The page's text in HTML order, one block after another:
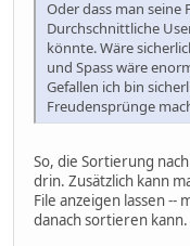
Oder dass man seine
Durchschnittliche
könnte. Wäre
und Spass wäre
Gefallen ich bin
Freudensprünge
So, die Sortierung
drin. Zusätzlich kann
File anzeigen lassen --
danach sortieren kann.